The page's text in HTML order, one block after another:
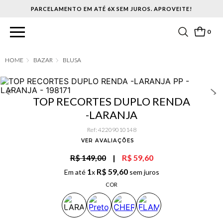
PARCELAMENTO EM ATÉ 6X SEM JUROS. APROVEITE!
0
BAZAR BLUSA
TOP RECORTES DUPLO RENDA
-LARANJA
Ref: 42209010148
VER AVALIAÇÕES
R$ 149,00 | R$ 59,60
Em até 1x R$ 59,60sem juros
COR